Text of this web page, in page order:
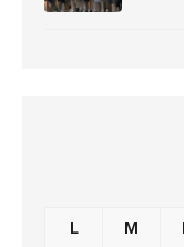
L M